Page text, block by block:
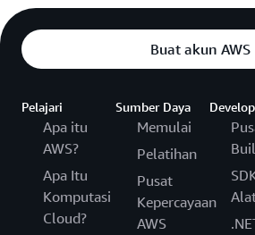
Buat akun AWS
Pelajari
Apa itu
AWS?
Apa Itu
Komputasi
Cloud?
Sumber Daya
Memulai
Pelatihan
Pusat
Kepercayaan
AWS